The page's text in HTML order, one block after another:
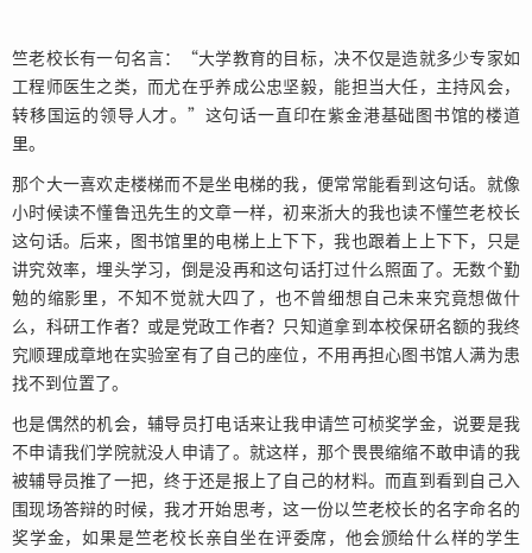
竺老校长有一句名言： “大学教育的目标，决不仅是造就多少专家如
工程师医生之类，而尤在乎养成公忠坚毅，能担当大任，主持风会，
转移国运的领导人才。 ” 这句话一直印在紫金港基础图书馆的楼道
里。
那个大一喜欢走楼梯而不是坐电梯的我，便常常能看到这句话。就像
小时候读不懂鲁迅先生的文章一样，初来浙大的我也读不懂竺老校长
这句话。后来，图书馆里的电梯上上下下，我也跟着上上下下，只是
讲究效率，埋头学习，倒是没再和这句话打过什么照面了。无数个勤
勉的缩影里，不知不觉就大四了，也不曾细想自己未来究竟想做什
么，科研工作者？或是党政工作者？只知道拿到本校保研名额的我终
究顺理成章地在实验室有了自己的座位，不用再担心图书馆人满为患
找不到位置了。
也是偶然的机会，辅导员打电话来让我申请竺可桢奖学金，说要是我
不申请我们学院就没人申请了。就这样，那个畏畏缩缩不敢申请的我
被辅导员推了一把，终于还是报上了自己的材料。而直到看到自己入
围现场答辩的时候，我才开始思考，这一份以竺老校长的名字命名的
奖学金，如果是竺老校长亲自坐在评委席，他会颁给什么样的学生